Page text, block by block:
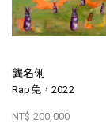
龔名俐
Rap兔，2022
NT$ 200,000